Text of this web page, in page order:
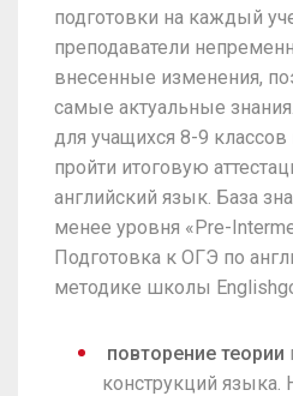
подготовки на каждый
преподаватели
внесенные изменения,
самые актуальные
для учащихся 8-9
пройти итоговую
английский язык. База
менее уровня «Pre-
Подготовка к ОГЭ по
методике школы
повторение теории
конструкций языка.